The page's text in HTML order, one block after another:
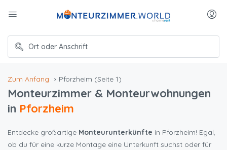
Zum Anfang Pforzheim (Seite 1)
Monteurzimmer & Monteurwohnungen
in Pforzheim
Entdecke großartige Monteurunterkünfte in Pforzheim! Egal,
ob du für eine kurze Montage eine Unterkunft suchst oder für